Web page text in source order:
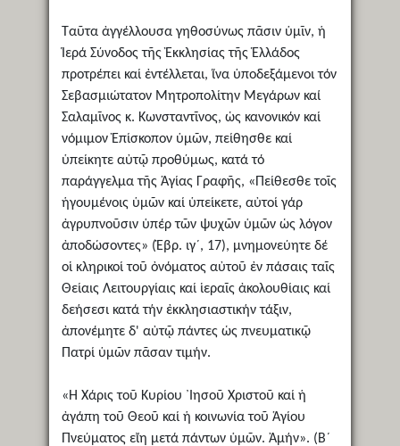
Ταῦτα ἀγγέλλουσα γηθοσύνως πᾶσιν ὑμῖν, ἡ
Ἱερά Σύνοδος τῆς Ἐκκλησίας τῆς Ἑλλάδος
προτρέπει καί ἐντέλλεται, ἵνα ὑποδεξάμενοι τόν
Σεβασμιώτατον Μητροπολίτην Μεγάρων καί
Σαλαμῖνος κ. Κωνσταντῖνος, ὡς κανονικόν καί
νόμιμον Ἐπίσκοπον ὑμῶν, πείθησθε καί
ὑπείκητε αὐτῷ προθύμως, κατά τό
παράγγελμα τῆς Ἁγίας Γραφῆς, «Πείθεσθε τοῖς
ἡγουμένοις ὑμῶν καί ὑπείκετε, αὐτοί γάρ
ἀγρυπνοῦσιν ὑπέρ τῶν ψυχῶν ὑμῶν ὡς λόγον
ἀποδώσοντες» (Ἑβρ. ιγ´, 17), μνημονεύητε δέ
οἱ κληρικοί τοῦ ὀνόματος αὐτοῦ ἐν πάσαις ταῖς
Θείαις Λειτουργίαις καί ἱεραῖς ἀκολουθίαις καί
δεήσεσι κατά τήν ἐκκλησιαστικήν τάξιν,
ἀπονέμητε δ' αὐτῷ πάντες ὡς πνευματικῷ
Πατρί ὑμῶν πᾶσαν τιμήν.
«Ἡ Χάρις τοῦ Κυρίου ᾿Ιησοῦ Χριστοῦ καί ἡ
ἀγάπη τοῦ Θεοῦ καί ἡ κοινωνία τοῦ Ἁγίου
Πνεύματος εἴη μετά πάντων ὑμῶν. Ἀμήν». (Β´